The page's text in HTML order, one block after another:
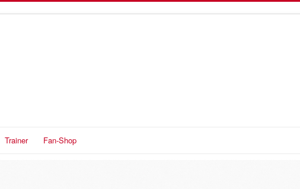
Trainer Fan-Shop